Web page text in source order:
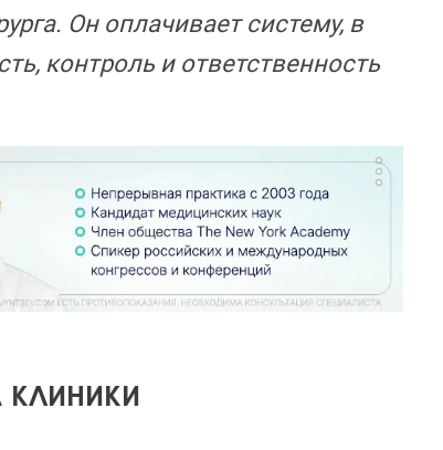
Он оплачивает систему, в
контроль и ответственность
КЛИНИКИ